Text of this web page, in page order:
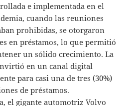
e implementada en el
cuando las reuniones
prohibidas, se otorgaron
en préstamos, lo que permitió
un sólido crecimiento. La
en un canal digital
para casi una de tres (30%)
de préstamos.
el gigante automotriz Volvo